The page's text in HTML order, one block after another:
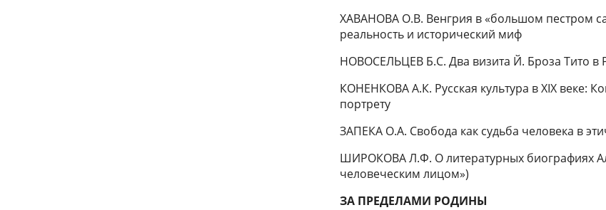
ХАВАНОВА О.В. Венгрия в «большом пестром
реальность и исторический миф
НОВОСЕЛЬЦЕВ Б.С. Два визита Й. Броза Тито в
КОНЕНКОВА А.К. Русская культура в XIX веке:
портрету
ЗАПЕКА О.А. Свобода как судьба человека в
ШИРОКОВА Л.Ф. О литературных биографиях
человеческим лицом»)
ЗА ПРЕДЕЛАМИ РОДИНЫ